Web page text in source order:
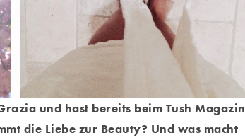
und hast bereits beim Tush Magazin
die Liebe zur Beauty? Und was macht